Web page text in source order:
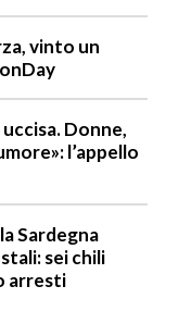
vinto un
uccisa. Donne,
l’appello
Sardegna
sei chili
arresti